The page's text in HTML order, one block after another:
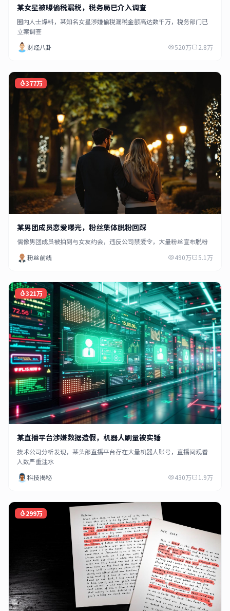
某女星被曝偷税漏税，税务局已介入调查
圈内人士爆料，某知名女星涉嫌偷税漏税金额高达数千万，税务部门已
立案调查
财经八卦
520万 2.8万
377万
某男团成员恋爱曝光，粉丝集体脱粉回踩
偶像男团成员被拍到与女友约会，违反公司禁爱令，大量粉丝宣布脱粉
粉丝前线
490万 5.1万
321万
某直播平台涉嫌数据造假，机器人刷量被实锤
技术公司分析发现，某头部直播平台存在大量机器人账号，直播间观看
人数严重注水
科技揭秘
430万 1.9万
299万